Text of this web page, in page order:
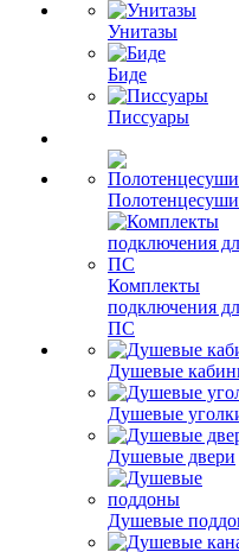
Унитазы
Биде
Писсуары
Комплекты
подключения
ПС
Душевые
Душевые
Душевые двери
Душевые